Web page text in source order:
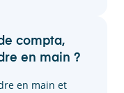
compta,
en main ?
en main et